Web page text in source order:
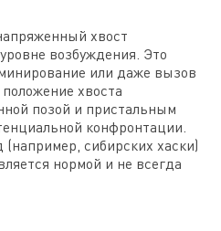
хвост
возбуждения. Это
или даже вызов
хвоста
позой и пристальным
конфронтации.
сибирских хаски)
нормой и не всегда